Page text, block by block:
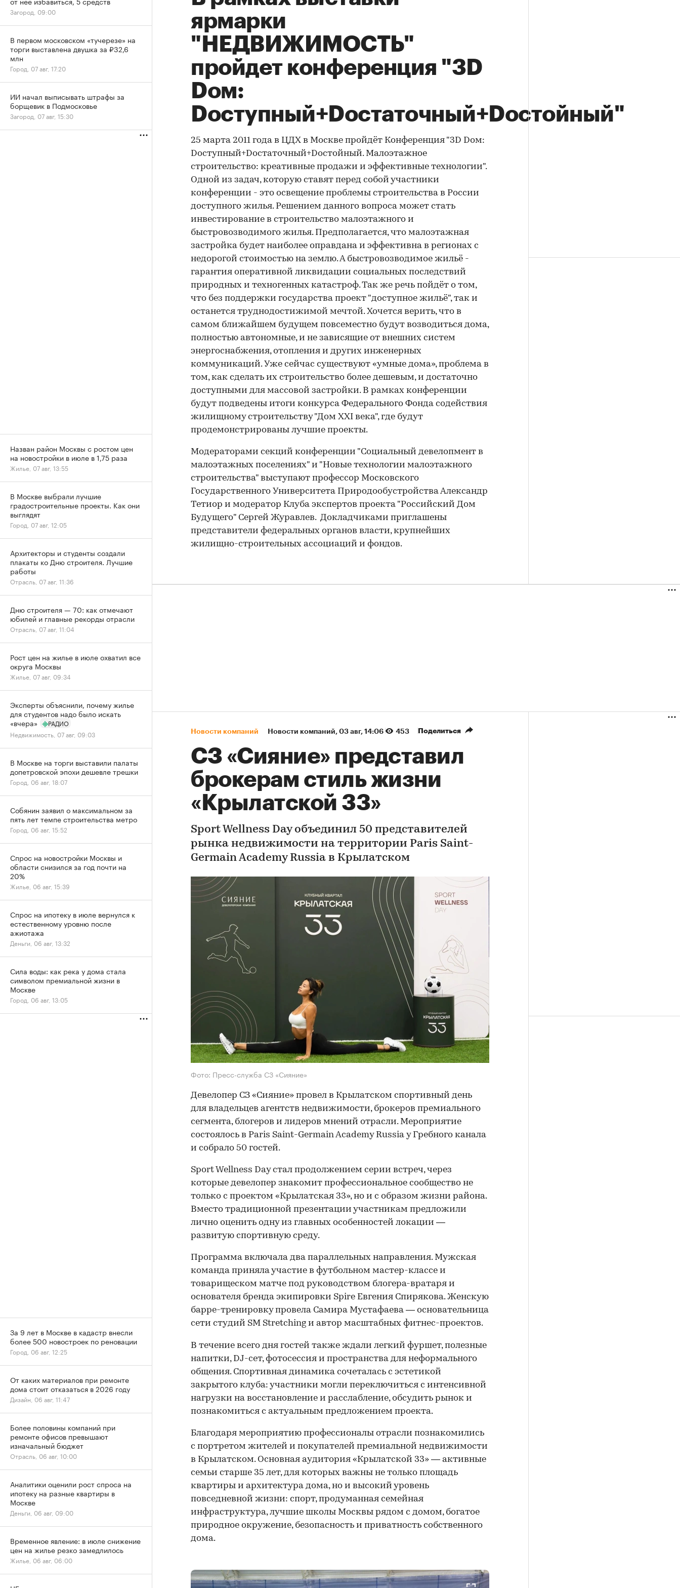
ярмарки
"НЕДВИЖИМОСТЬ"
пройдет конференция "3D
Dом:
Dоступный+Dостаточный+Dостойный"
25 марта 2011 года в ЦДХ в Москве пройдёт Конференция "3D Dом:
Dоступный+Dостаточный+Dостойный. Малоэтажное
строительство: креативные продажи и эффективные технологии".
Одной из задач, которую ставят перед собой участники
конференции - это освещение проблемы строительства в России
доступного жилья. Решением данного вопроса может стать
инвестирование в строительство малоэтажного и
быстровозводимого жилья. Предполагается, что малоэтажная
застройка будет наиболее оправдана и эффективна в регионах с
недорогой стоимостью на землю. А быстровозводимое жильё -
гарантия оперативной ликвидации социальных последствий
природных и техногенных катастроф. Так же речь пойдёт о том,
что без поддержки государства проект "доступное жильё", так и
останется труднодостижимой мечтой. Хочется верить, что в
самом ближайшем будущем повсеместно будут возводиться дома,
полностью автономные, и не зависящие от внешних систем
энергоснабжения, отопления и других инженерных
коммуникаций. Уже сейчас существуют «умные дома», проблема в
том, как сделать их строительство более дешевым, и достаточно
доступными для массовой застройки. В рамках конференции
будут подведены итоги конкурса Федерального Фонда содействия
жилищному строительству "Дом XXI века", где будут
продемонстрированы лучшие проекты.
Модераторами секций конференции "Социальный девелопмент в
малоэтажных поселениях" и "Новые технологии малоэтажного
строительства" выступают профессор Московского
Государственного Университета Природообустройства Александр
Тетиор и модератор Клуба экспертов проекта "Российский Дом
Будущего" Сергей Журавлев. Докладчиками приглашены
представители федеральных органов власти, крупнейших
жилищно-строительных ассоциаций и фондов.
Новости компаний Новости компаний⁠, 03 авг, 14:06 453 Поделиться
СЗ «Сияние» представил
брокерам стиль жизни
«Крылатской 33»
Sport Wellness Day объединил 50 представителей
рынка недвижимости на территории Paris Saint-
Germain Academy Russia в Крылатском
Фото: Пресс-служба СЗ «Сияние»
Девелопер СЗ «Сияние» провел в Крылатском спортивный день
для владельцев агентств недвижимости, брокеров премиального
сегмента, блогеров и лидеров мнений отрасли. Мероприятие
состоялось в Paris Saint-Germain Academy Russia у Гребного канала
и собрало 50 гостей.
Sport Wellness Day стал продолжением серии встреч, через
которые девелопер знакомит профессиональное сообщество не
только с проектом «Крылатская 33», но и с образом жизни района.
Вместо традиционной презентации участникам предложили
лично оценить одну из главных особенностей локации —
развитую спортивную среду.
Программа включала два параллельных направления. Мужская
команда приняла участие в футбольном мастер-классе и
товарищеском матче под руководством блогера-вратаря и
основателя бренда экипировки Spire Евгения Спирякова. Женскую
барре-тренировку провела Самира Мустафаева — основательница
сети студий SM Stretching и автор масштабных фитнес-проектов.
00:00
В течение всего дня гостей также ждали легкий фуршет, полезные
напитки, DJ-сет, фотосессия и пространства для неформального
общения. Спортивная динамика сочеталась с эстетикой
закрытого клуба: участники могли переключиться с интенсивной
нагрузки на восстановление и расслабление, обсудить рынок и
познакомиться с актуальным предложением проекта.
Благодаря мероприятию профессионалы отрасли познакомились
с портретом жителей и покупателей премиальной недвижимости
в Крылатском. Основная аудитория «Крылатской 33» — активные
семьи старше 35 лет, для которых важны не только площадь
квартиры и архитектура дома, но и высокий уровень
повседневной жизни: спорт, продуманная семейная
инфраструктура, лучшие школы Москвы рядом с домом, богатое
природное окружение, безопасность и приватность собственного
дома.
Загород, 09:00
В первом московском «тучерезе» на
торги выставлена двушка за ₽32,6
млн
Город, 07 авг, 17:20
ИИ начал выписывать штрафы за
борщевик в Подмосковье
Загород, 07 авг, 15:30
Назван район Москвы с ростом цен
на новостройки в июле в 1,75 раза
Жилье, 07 авг, 13:55
В Москве выбрали лучшие
градостроительные проекты. Как они
выглядят
Город, 07 авг, 12:05
Архитекторы и студенты создали
плакаты ко Дню строителя. Лучшие
работы
Отрасль, 07 авг, 11:36
Дню строителя — 70: как отмечают
юбилей и главные рекорды отрасли
Отрасль, 07 авг, 11:04
Рост цен на жилье в июле охватил все
округа Москвы
Жилье, 07 авг, 09:34
Эксперты объяснили, почему жилье
для студентов надо было искать
«вчера»
РАДИО
Недвижимость, 07 авг, 09:03
В Москве на торги выставили палаты
допетровской эпохи дешевле трешки
Город, 06 авг, 18:07
Собянин заявил о максимальном за
пять лет темпе строительства метро
Город, 06 авг, 15:52
Спрос на новостройки Москвы и
области снизился за год почти на
20%
Жилье, 06 авг, 15:39
Спрос на ипотеку в июле вернулся к
естественному уровню после
ажиотажа
Деньги, 06 авг, 13:32
Сила воды: как река у дома стала
символом премиальной жизни в
Москве
Город, 06 авг, 13:05
За 9 лет в Москве в кадастр внесли
более 500 новостроек по реновации
Город, 06 авг, 12:25
От каких материалов при ремонте
дома стоит отказаться в 2026 году
Дизайн, 06 авг, 11:47
Более половины компаний при
ремонте офисов превышают
изначальный бюджет
Отрасль, 06 авг, 10:00
Аналитики оценили рост спроса на
ипотеку на разные квартиры в
Москве
Деньги, 06 авг, 09:00
Временное явление: в июле снижение
цен на жилье резко замедлилось
Жилье, 06 авг, 06:00